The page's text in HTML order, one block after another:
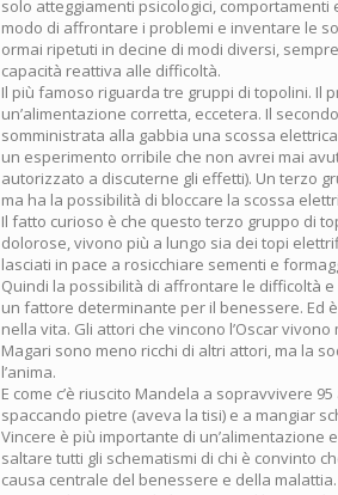
solo atteggiamenti psicologici,
modo di affrontare i problemi e inventare le
ormai ripetuti in decine di modi diversi,
capacità reattiva alle difficoltà.
Il più famoso riguarda tre gruppi di topolini. Il
un’alimentazione corretta, eccetera. Il
somministrata alla gabbia una scossa
un esperimento orribile che non avrei mai
autorizzato a discuterne gli effetti). Un terzo
ma ha la possibilità di bloccare la scossa
Il fatto curioso è che questo terzo gruppo di
dolorose, vivono più a lungo sia dei topi
lasciati in pace a rosicchiare sementi e
Quindi la possibilità di affrontare le difficoltà
un fattore determinante per il benessere. Ed
nella vita. Gli attori che vincono l’Oscar
Magari sono meno ricchi di altri attori, ma la
l’anima.
E come c’è riuscito Mandela a sopravvivere
spaccando pietre (aveva la tisi) e a mangiar
Vincere è più importante di un’alimentazione
saltare tutti gli schematismi di chi è convinto
causa centrale del benessere e della